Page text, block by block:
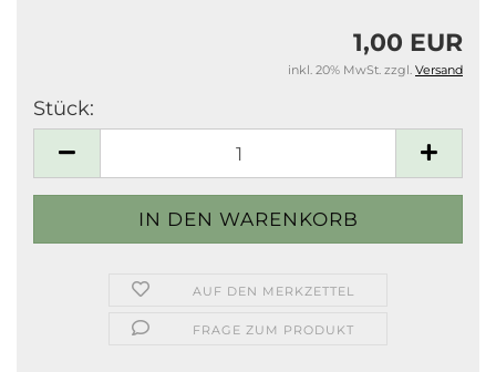
1,00 EUR
inkl. 20% MwSt. zzgl. Versand
Stück:
AUF DEN MERKZETTEL
FRAGE ZUM PRODUKT